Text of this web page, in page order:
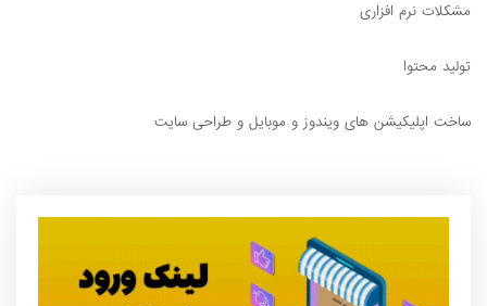
مشکلات نرم افزاری
تولید محتوا
ساخت اپلیکیشن های ویندوز و موبایل و طراحی سایت